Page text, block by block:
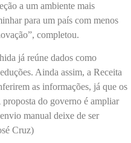
a um ambiente mais
para um país com menos
completou.
já reúne dados como
Ainda assim, a Receita
as informações, já que os
do governo é ampliar
manual deixe de ser
Cruz)